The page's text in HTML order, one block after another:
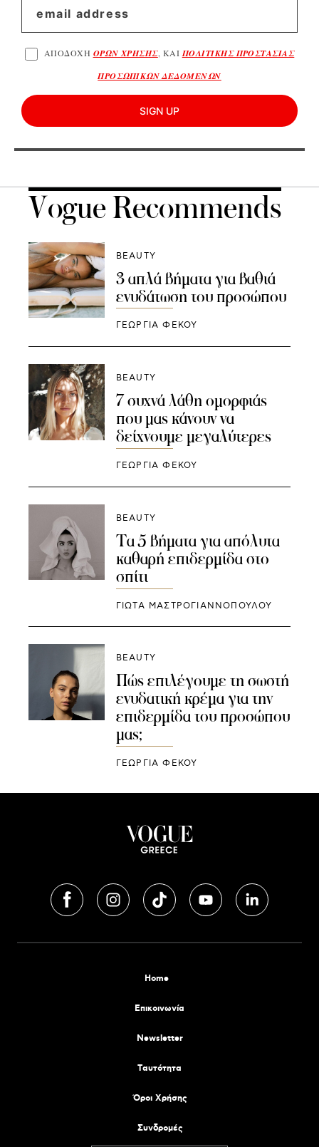
ΑΠΟΔΟΧΗ ΟΡΩΝ ΧΡΗΣΗΣ, ΚΑΙ ΠΟΛΙΤΙΚΗΣ ΠΡΟΣΤΑΣΙΑΣ
ΠΡΟΣΩΠΙΚΩΝ ΔΕΔΟΜΕΝΩΝ
SIGN UP
Vogue Recommends
BEAUTY
3 απλά βήματα για βαθιά
ενυδάτωση του προσώπου
ΓΕΩΡΓΙΑ ΦΕΚΟΥ
BEAUTY
7 συχνά λάθη ομορφιάς
που μας κάνουν να
δείχνουμε μεγαλύτερες
ΓΕΩΡΓΙΑ ΦΕΚΟΥ
BEAUTY
Τα 5 βήματα για απόλυτα
καθαρή επιδερμίδα στο
σπίτι
ΓΙΩΤΑ ΜΑΣΤΡΟΓΙΑΝΝΟΠΟΥΛΟΥ
BEAUTY
Πώς επιλέγουμε τη σωστή
ενυδατική κρέμα για την
επιδερμίδα του προσώπου
μας;
ΓΕΩΡΓΙΑ ΦΕΚΟΥ
Home
Επικοινωνία
Newsletter
Tαυτότητα
Όροι Χρήσης
Συνδρομές